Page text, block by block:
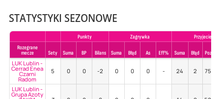
STATYSTYKI SEZONOWE
Punkty Zagrywka
Przyjecie
Rozegrane
mecze
Sety Suma BP Bilans Suma Błąd As Eff% Suma Błąd Poz%
LUK Lublin -
Cerrad Enea
Czarni
Radom
5 0 0 -2 0 0 0 - 24 2 75%
LUK Lublin -
Grupa Azoty